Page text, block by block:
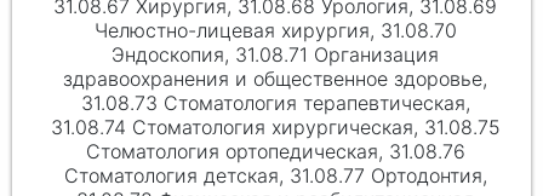
31.08.67 Хирургия, 31.08.68 Урология, 31.08.69
Челюстно-лицевая хирургия, 31.08.70
Эндоскопия, 31.08.71 Организация
здравоохранения и общественное здоровье,
31.08.73 Стоматология терапевтическая,
31.08.74 Стоматология хирургическая, 31.08.75
Стоматология ортопедическая, 31.08.76
Стоматология детская, 31.08.77 Ортодонтия,